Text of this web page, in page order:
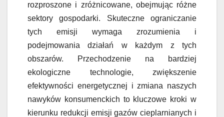
rozproszone i zróżnicowane, obejmując różne
sektory gospodarki. Skuteczne ograniczanie
tych emisji wymaga zrozumienia i
podejmowania działań w każdym z tych
obszarów. Przechodzenie na bardziej
ekologiczne technologie, zwiększenie
efektywności energetycznej i zmiana naszych
nawyków konsumenckich to kluczowe kroki w
kierunku redukcji emisji gazów cieplarnianych i